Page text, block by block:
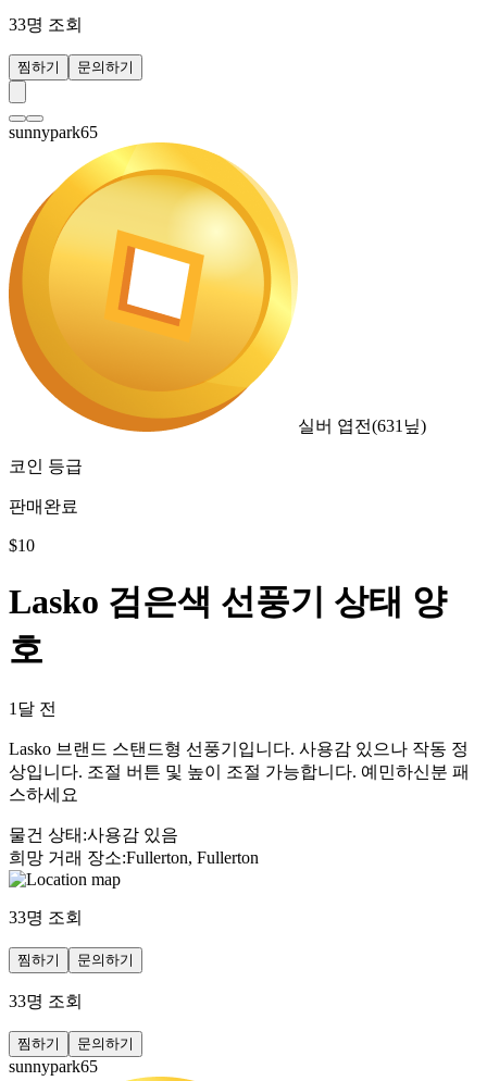
33명 조회
찜하기 문의하기
sunnypark65
실버 엽전(631 닢)
코인 등급
판매완료
$10
Lasko 검은색 선풍기 상태 양
호
1달 전
Lasko 브랜드 스탠드형 선풍기입니다. 사용감 있으나 작동 정
상입니다. 조절 버튼 및 높이 조절 가능합니다. 예민하신분 패
스하세요
물건 상태 :사용감 있음
희망 거래 장소:Fullerton, Fullerton
33명 조회
찜하기 문의하기
33명 조회
찜하기 문의하기
sunnypark65